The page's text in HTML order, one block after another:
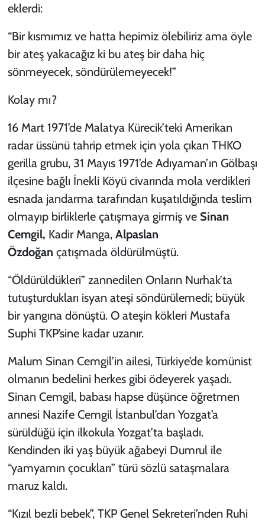
eklerdi:
“Bir kısmımız ve hatta hepimiz ölebiliriz ama öyle
bir ateş yakacağız ki bu ateş bir daha hiç
sönmeyecek, söndürülemeyecek!”
Kolay mı?
16 Mart 1971’de Malatya Kürecik’teki Amerikan
radar üssünü tahrip etmek için yola çıkan THKO
gerilla grubu, 31 Mayıs 1971’de Adıyaman’ın Gölbaşı
ilçesine bağlı İnekli Köyü civarında mola verdikleri
esnada jandarma tarafından kuşatıldığında teslim
olmayıp birliklerle çatışmaya girmiş ve Sinan
Cemgil, Kadir Manga, Alpaslan
Özdoğan çatışmada öldürülmüştü.
“Öldürüldükleri” zannedilen Onların Nurhak’ta
tutuşturdukları isyan ateşi söndürülemedi; büyük
bir yangına dönüştü. O ateşin kökleri Mustafa
Suphi TKP’sine kadar uzanır.
Malum Sinan Cemgil’in ailesi, Türkiye’de komünist
olmanın bedelini herkes gibi ödeyerek yaşadı.
Sinan Cemgil, babası hapse düşünce öğretmen
annesi Nazife Cemgil İstanbul’dan Yozgat’a
sürüldüğü için ilkokula Yozgat’ta başladı.
Kendinden iki yaş büyük ağabeyi Dumrul ile
“yamyamın çocukları” türü sözlü sataşmalara
maruz kaldı.
“Kızıl bezli bebek”, TKP Genel Sekreteri’nden Ruhi